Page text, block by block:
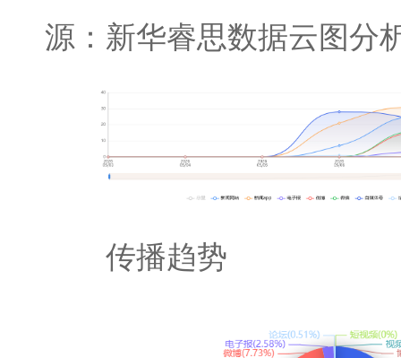
源：新华睿思数据云图分
传播趋势